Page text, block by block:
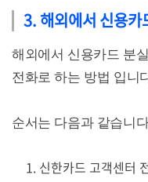
3. 해외에서 신용카
해외에서 신용카드 분
전화로 하는 방법 입니
순서는 다음과 같습니
신한카드 고객센터